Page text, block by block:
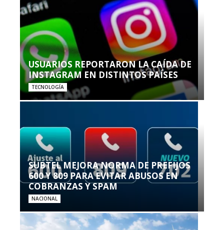
USUARIOS REPORTARON LA CAÍDA DE
INSTAGRAM EN DISTINTOS PAÍSES
TECNOLOGÍA
SUBTEL MEJORA NORMA DE PREFIJOS
600 Y 809 PARA EVITAR ABUSOS EN
COBRANZAS Y SPAM
NACIONAL